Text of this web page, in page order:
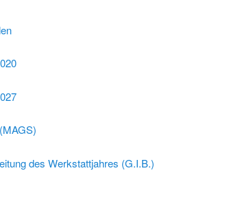
des Werkstattjahres (G.I.B.)